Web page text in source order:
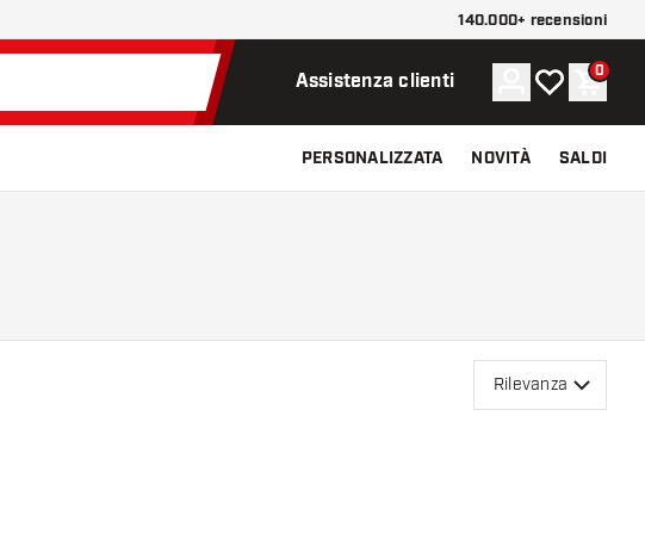
140.000+ recensioni
Assistenza clienti Account
La mia lista
0
PERSONALIZZATA NOVITÀ SALDI
Rilevanza